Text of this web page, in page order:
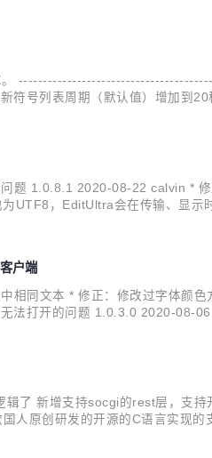
。
符号列表周期（默认值）增加
题 1.0.8.1 2020-08-22 calvin *
UTF8，EditUltra会在传输、显
户端
同文本 * 修正：修改过字体颜
法打开的问题 1.0.3.0 2020-08-
了 新增支持socgi的rest层，支
创研发的开源的C语言实现的